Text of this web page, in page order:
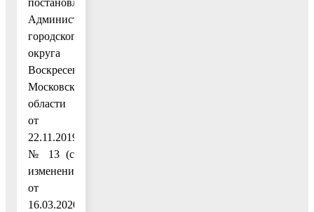
Администрации
городского
округа
Воскресенск
Московской
области
от
22.11.2019
№ 13 (с
изменениями
от
16.03.2020